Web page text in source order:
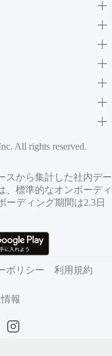
All rights reserved.
スから集計した社内デー
、標準的なオンボーディ
ーディング期間は2.3日
ポリシー 利用規約
報